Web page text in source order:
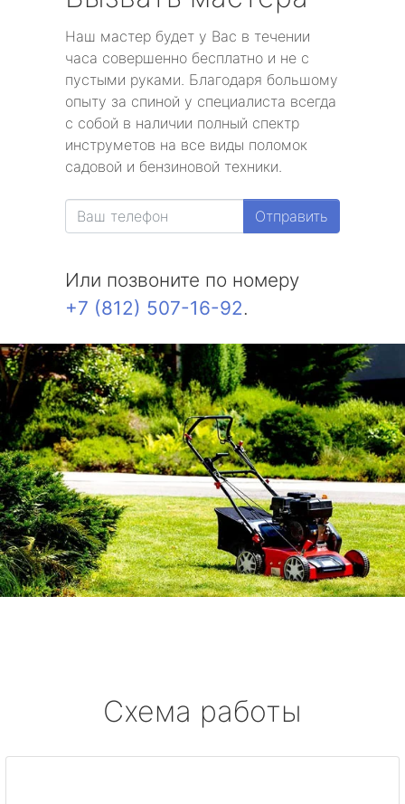
Наш мастер будет у Вас в течении
часа совершенно бесплатно и не с
пустыми руками. Благодаря большому
опыту за спиной у специалиста всегда
с собой в наличии полный спектр
инструметов на все виды поломок
садовой и бензиновой техники.
Отправить
Или позвоните по номеру
+7 (812) 507-16-92.
Схема работы